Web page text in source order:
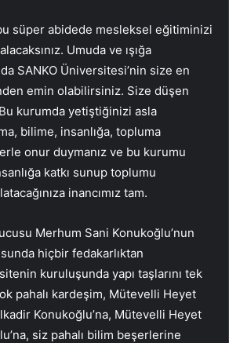
bu süper abidede mesleksel eğitiminizi
Umuda ve ışığa
SANKO Üniversitesi’nin size en
emin olabilirsiniz. Size düşen
kurumda yetiştiğinizi asla
bilime, insanlığa, topluma
onur duymanız ve bu kurumu
katkı sunup toplumu
inancımız tam.
Merhum Sani Konukoğlu’nun
hiçbir fedakarlıktan
kuruluşunda yapı taşlarını tek
pahalı kardeşim, Mütevelli Heyet
Konukoğlu’na, Mütevelli Heyet
siz pahalı bilim beşerlerine